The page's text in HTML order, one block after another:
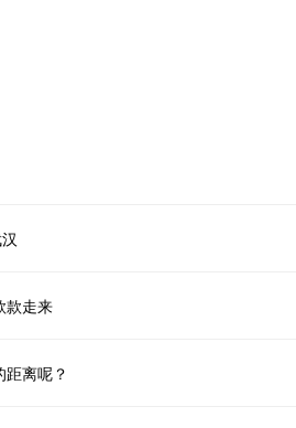
款走来
离呢？